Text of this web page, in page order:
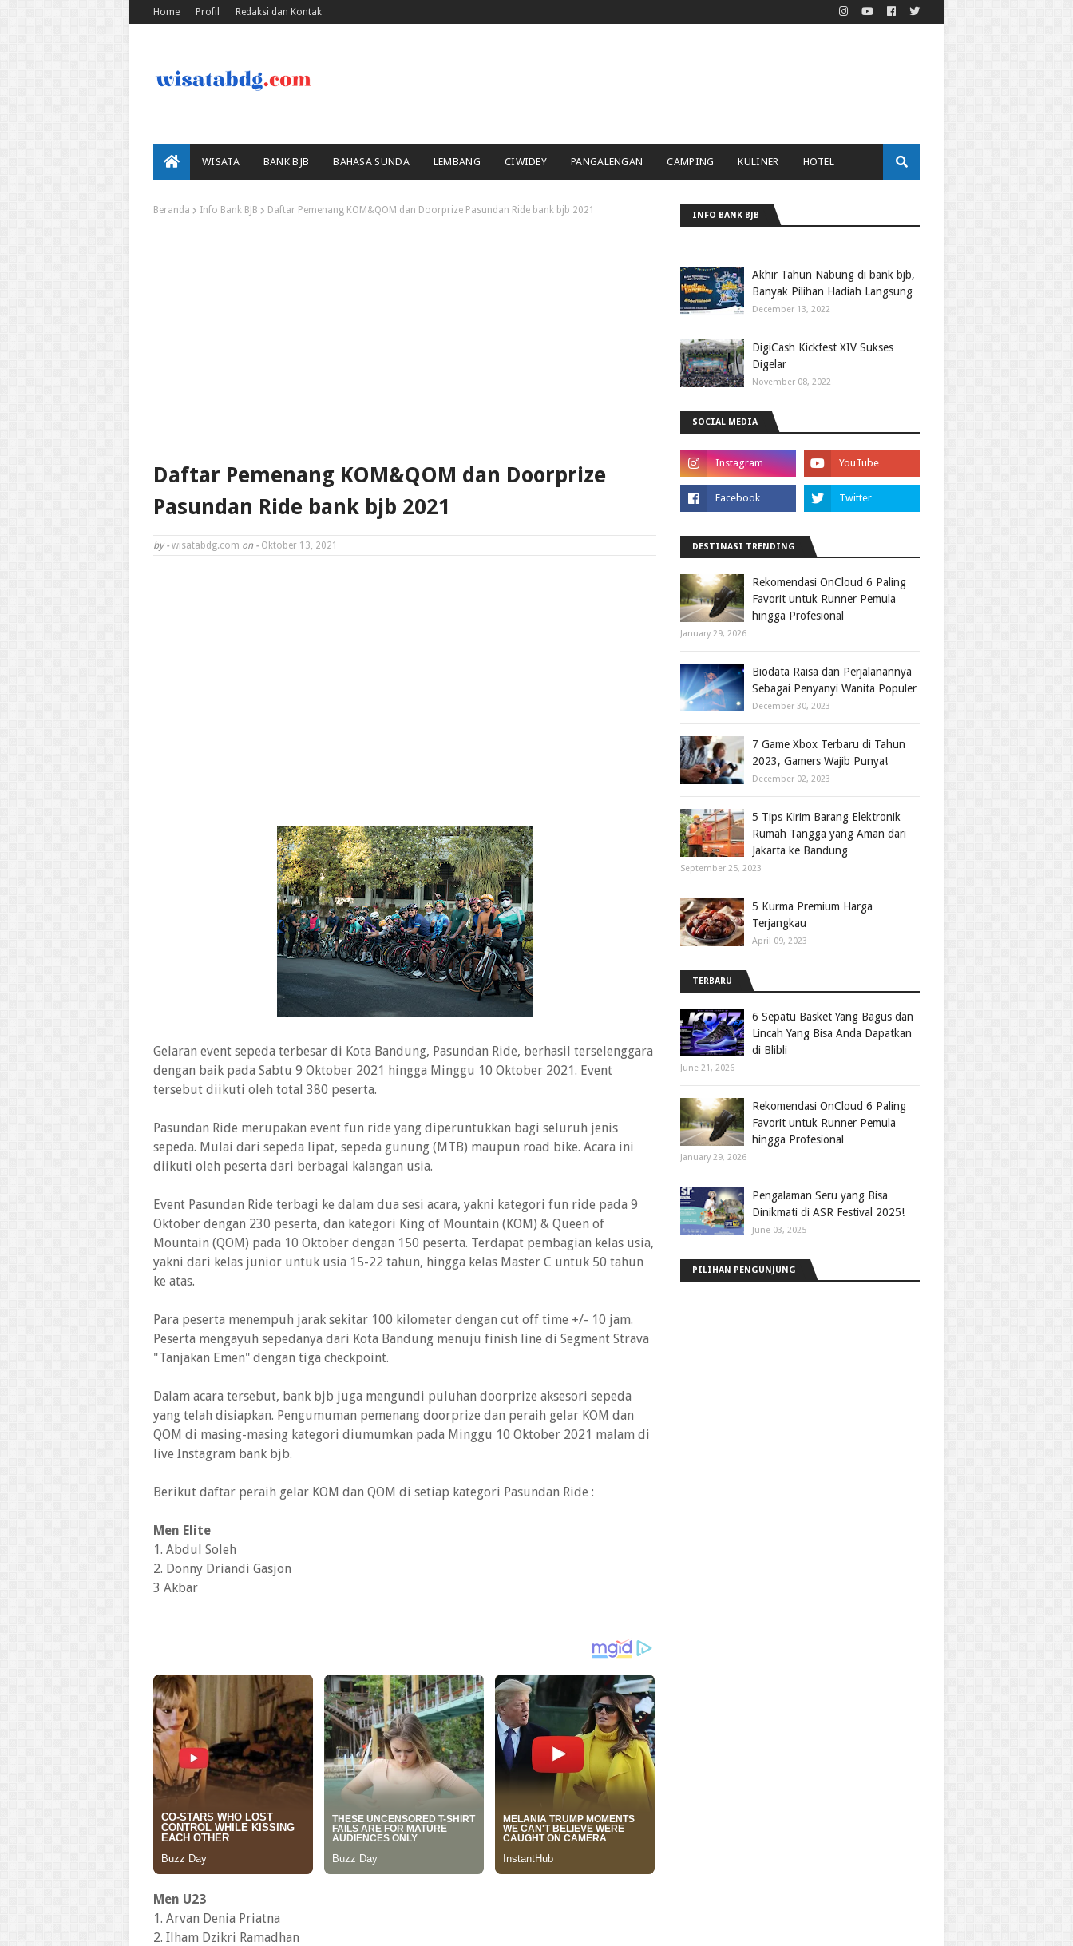
Home Profil Redaksi dan Kontak
WISATA BANK BJB BAHASA SUNDA LEMBANG CIWIDEY PANGALENGAN CAMPING KULINER HOTEL
Beranda Info Bank BJB Daftar Pemenang KOM&QOM dan Doorprize Pasundan Ride bank bjb 2021
Daftar Pemenang KOM&QOM dan Doorprize
Pasundan Ride bank bjb 2021
by - wisatabdg.com on - Oktober 13, 2021
Gelaran event sepeda terbesar di Kota Bandung, Pasundan Ride, berhasil terselenggara
dengan baik pada Sabtu 9 Oktober 2021 hingga Minggu 10 Oktober 2021. Event
tersebut diikuti oleh total 380 peserta.
Pasundan Ride merupakan event fun ride yang diperuntukkan bagi seluruh jenis
sepeda. Mulai dari sepeda lipat, sepeda gunung (MTB) maupun road bike. Acara ini
diikuti oleh peserta dari berbagai kalangan usia.
Event Pasundan Ride terbagi ke dalam dua sesi acara, yakni kategori fun ride pada 9
Oktober dengan 230 peserta, dan kategori King of Mountain (KOM) & Queen of
Mountain (QOM) pada 10 Oktober dengan 150 peserta. Terdapat pembagian kelas usia,
yakni dari kelas junior untuk usia 15-22 tahun, hingga kelas Master C untuk 50 tahun
ke atas.
Para peserta menempuh jarak sekitar 100 kilometer dengan cut off time +/- 10 jam.
Peserta mengayuh sepedanya dari Kota Bandung menuju finish line di Segment Strava
"Tanjakan Emen" dengan tiga checkpoint.
Dalam acara tersebut, bank bjb juga mengundi puluhan doorprize aksesori sepeda
yang telah disiapkan. Pengumuman pemenang doorprize dan peraih gelar KOM dan
QOM di masing-masing kategori diumumkan pada Minggu 10 Oktober 2021 malam di
live Instagram bank bjb.
Berikut daftar peraih gelar KOM dan QOM di setiap kategori Pasundan Ride :
Men Elite
1. Abdul Soleh
2. Donny Driandi Gasjon
3 Akbar
Men U23
1. Arvan Denia Priatna
2. Ilham Dzikri Ramadhan
INFO BANK BJB
Akhir Tahun Nabung di bank bjb,
Banyak Pilihan Hadiah Langsung
December 13, 2022
DigiCash Kickfest XIV Sukses
Digelar
November 08, 2022
SOCIAL MEDIA
DESTINASI TRENDING
Rekomendasi OnCloud 6 Paling
Favorit untuk Runner Pemula
hingga Profesional
January 29, 2026
Biodata Raisa dan Perjalanannya
Sebagai Penyanyi Wanita Populer
December 30, 2023
7 Game Xbox Terbaru di Tahun
2023, Gamers Wajib Punya!
December 02, 2023
5 Tips Kirim Barang Elektronik
Rumah Tangga yang Aman dari
Jakarta ke Bandung
September 25, 2023
5 Kurma Premium Harga
Terjangkau
April 09, 2023
TERBARU
6 Sepatu Basket Yang Bagus dan
Lincah Yang Bisa Anda Dapatkan
di Blibli
June 21, 2026
Rekomendasi OnCloud 6 Paling
Favorit untuk Runner Pemula
hingga Profesional
January 29, 2026
Pengalaman Seru yang Bisa
Dinikmati di ASR Festival 2025!
June 03, 2025
PILIHAN PENGUNJUNG